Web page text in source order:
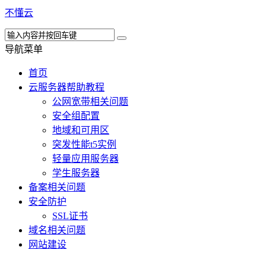
不懂云
导航菜单
首页
云服务器帮助教程
公网宽带相关问题
安全组配置
地域和可用区
突发性能t5实例
轻量应用服务器
学生服务器
备案相关问题
安全防护
SSL证书
域名相关问题
网站建设